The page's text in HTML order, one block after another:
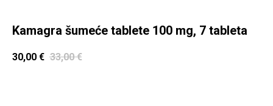
Kamagra šumeće tablete 100 mg, 7 tableta
30,00 € 33,00 €